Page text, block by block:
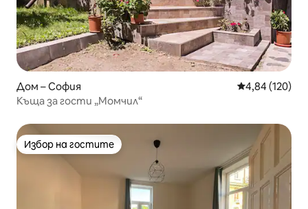
Дом – София Средна
4,84 (120)
Къща за гости „Момчил“
Избор на гостите
Избор на гостите